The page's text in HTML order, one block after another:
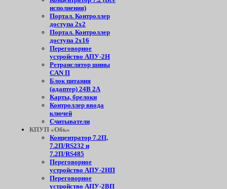
исполнения)
Портал. Контроллер
доступа 2х2
Портал. Контроллер
доступа 2х16
Переговорное
устройство АПУ-2Н
Ретранслятор шины
CAN П
Блок питания
(адаптер) 24В 2А
Карты, брелоки
Контроллер ввода
ключей
Считыватели
КПУП «Обь»
Концентратор 7.2П,
7.2П/RS232 и
7.2П/RS485
Переговорное
устройство АПУ-2НП
Переговорное
устройство АПУ-2ВП